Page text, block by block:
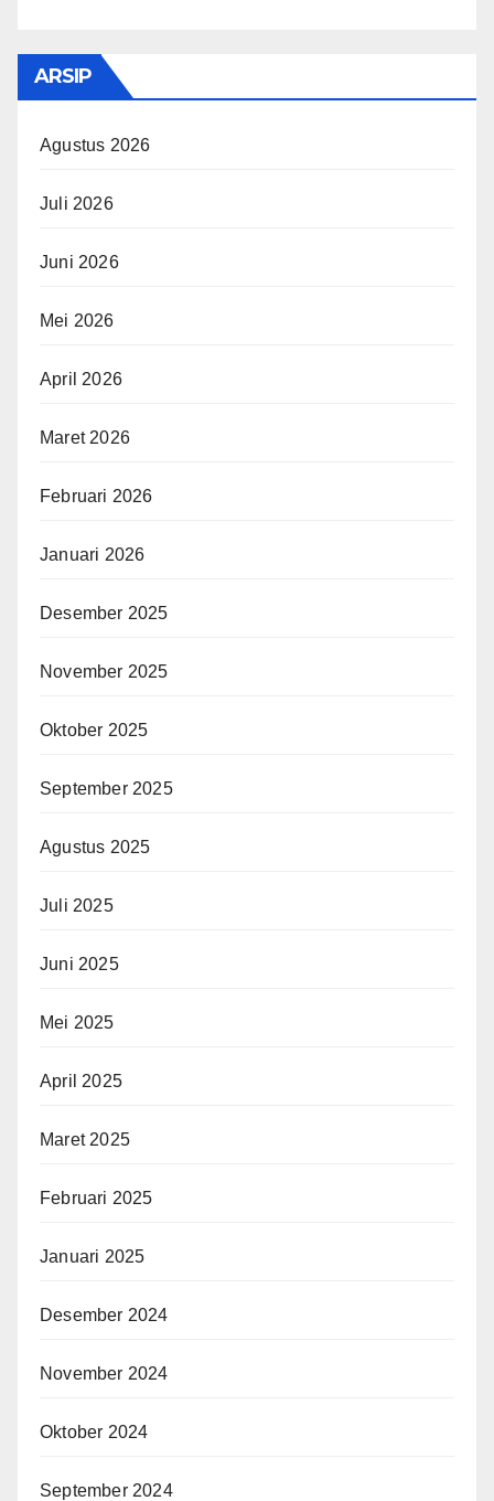
ARSIP
Agustus 2026
Juli 2026
Juni 2026
Mei 2026
April 2026
Maret 2026
Februari 2026
Januari 2026
Desember 2025
November 2025
Oktober 2025
September 2025
Agustus 2025
Juli 2025
Juni 2025
Mei 2025
April 2025
Maret 2025
Februari 2025
Januari 2025
Desember 2024
November 2024
Oktober 2024
September 2024